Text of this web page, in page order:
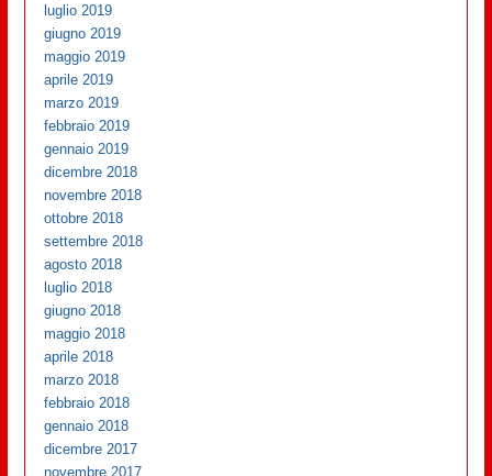
luglio 2019
giugno 2019
maggio 2019
aprile 2019
marzo 2019
febbraio 2019
gennaio 2019
dicembre 2018
novembre 2018
ottobre 2018
settembre 2018
agosto 2018
luglio 2018
giugno 2018
maggio 2018
aprile 2018
marzo 2018
febbraio 2018
gennaio 2018
dicembre 2017
novembre 2017